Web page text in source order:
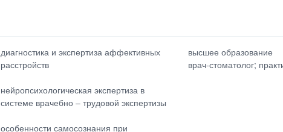
диагностика и экспертиза аффективных
расстройств
нейропсихологическая экспертиза в
системе врачебно – трудовой экспертизы
особенности самосознания при
высшее образование
врач-стоматолог;